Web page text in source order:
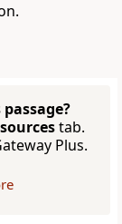
tab.
Plus.